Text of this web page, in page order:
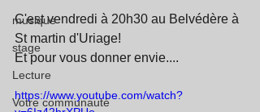
musique
stage
Lecture
Votre communauté
C'est vendredi à 20h30 au Belvédère à
St martin d'Uriage!
Et pour vous donner envie....
https://www.youtube.com/watch?